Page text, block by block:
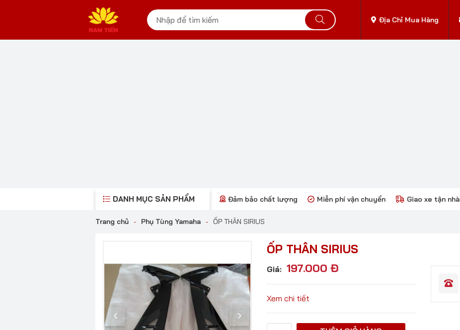
Địa Chỉ Mua Hàng
DANH MỤC SẢN PHẨM Đảm bảo chất lượng Miễn phí vận chuyển Giao xe tận nhà
Trang chủ - Phụ Tùng Yamaha - ỐP THÂN SIRIUS
ỐP THÂN SIRIUS
Giá: 197.000 Đ
Xem chi tiết